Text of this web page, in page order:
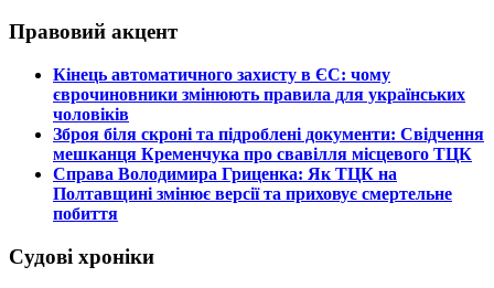
Правовий акцент
​Кінець автоматичного захисту в ЄС: чому
єврочиновники змінюють правила для українських
чоловіків
​Зброя біля скроні та підроблені документи: Свідчення
мешканця Кременчука про свавілля місцевого ТЦК
​Справа Володимира Гриценка: Як ТЦК на
Полтавщині змінює версії та приховує смертельне
побиття
Судові хроніки